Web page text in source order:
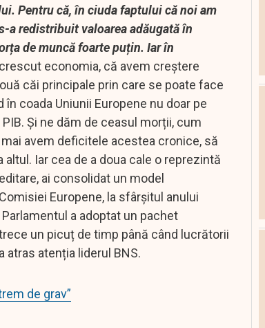
Pentru că, în ciuda faptului că noi am
a redistribuit valoarea adăugată în
de muncă foarte puțin. Iar în
economia, că avem creștere
căi principale prin care se poate face
coada Uniunii Europene nu doar pe
Și ne dăm de ceasul morții, cum
avem deficitele acestea cronice, să
Iar cea de a doua cale o reprezintă
ai consolidat un model
Europene, la sfârșitul anului
a adoptat un pachet
un picuț de timp până când lucrătorii
atras atenția liderul BNS.
de grav”